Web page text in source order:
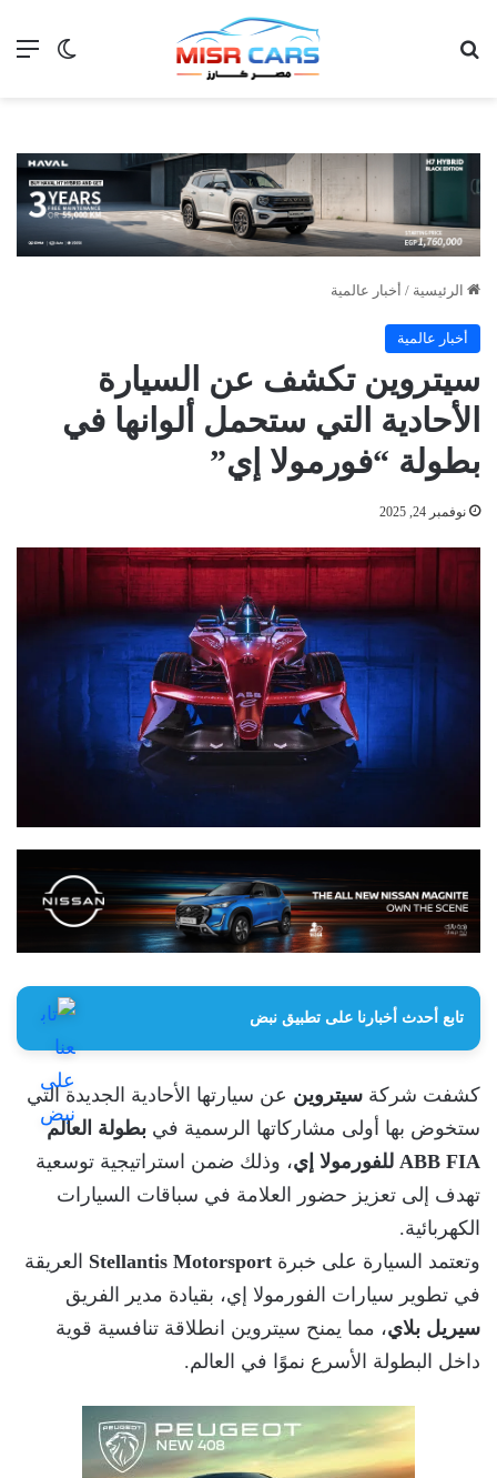
الوضع
الرئيسية / أخبار عالمية
أخبار عالمية
سيتروين تكشف عن السيارة
الأحادية التي ستحمل ألوانها في
بطولة “فورمولا إي”
نوفمبر 24, 2025
تابع أحدث أخبارنا على تطبيق نبض
كشفت شركة سيتروين عن سيارتها الأحادية الجديدة التي
ستخوض بها أولى مشاركاتها الرسمية في بطولة العالم
ABB FIA للفورمولا إي
، وذلك ضمن استراتيجية توسعية
تهدف إلى تعزيز حضور العلامة في سباقات السيارات
الكهربائية.
وتعتمد السيارة على خبرة Stellantis Motorsport العريقة
في تطوير سيارات الفورمولا إي، بقيادة مدير الفريق
سيريل بلاي، مما يمنح سيتروين انطلاقة تنافسية قوية
داخل البطولة الأسرع نموًا في العالم.